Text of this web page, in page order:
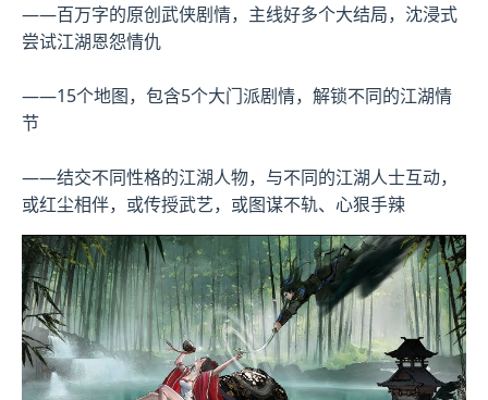
——百万字的原创武侠剧情，主线好多个大结局，沈浸式
尝试江湖恩怨情仇
——15个地图，包含5个大门派剧情，解锁不同的江湖情
节
——结交不同性格的江湖人物，与不同的江湖人士互动，
或红尘相伴，或传授武艺，或图谋不轨、心狠手辣